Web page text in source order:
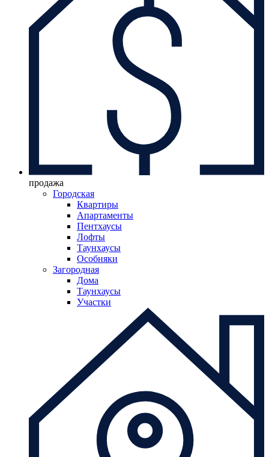
продажа
Городская
Квартиры
Апартаменты
Пентхаусы
Лофты
Таунхаусы
Особняки
Загородная
Дома
Таунхаусы
Участки